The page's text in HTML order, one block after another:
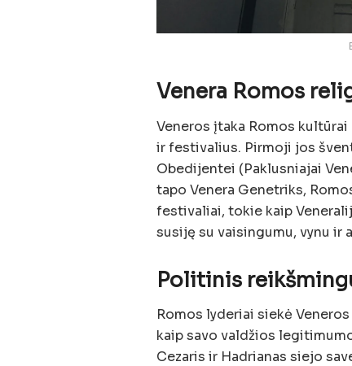
Venera Romos
Veneros įtaka Romos
ir festivalius. Pirmoji jos
Obedijentei (Paklusniajai
tapo Venera Genetriks,
festivaliai, tokie kaip
susiję su vaisingumu, vynu ir
Politinis
Romos lyderiai siekė
kaip savo valdžios
Cezaris ir Hadrianas siejo